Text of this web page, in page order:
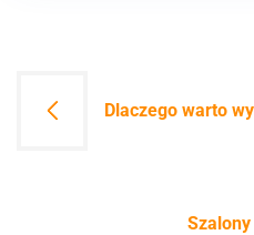
Nawigacja
Dlaczego warto